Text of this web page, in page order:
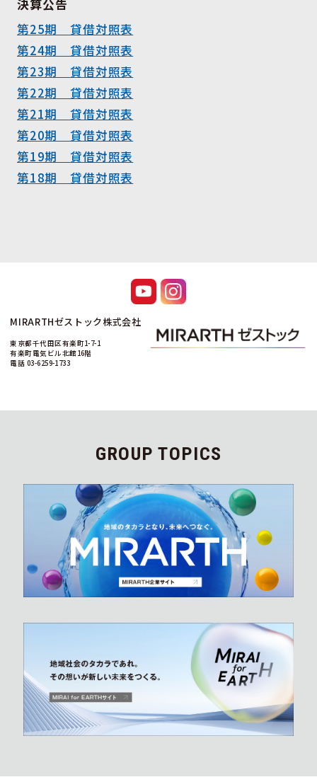
決算公告
第25期 貸借対照表
第24期 貸借対照表
第23期 貸借対照表
第22期 貸借対照表
第21期 貸借対照表
第20期 貸借対照表
第19期 貸借対照表
第18期 貸借対照表
MIRARTHゼストック株式会社
東京都千代田区有楽町1-7-1
有楽町電気ビル北館16階
電話 03-6259-1733
GROUP TOPICS